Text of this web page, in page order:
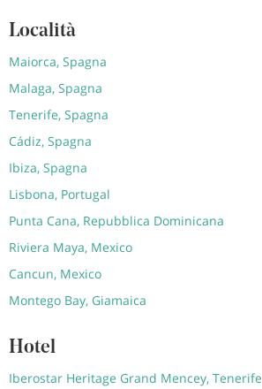
Località
Maiorca, Spagna
Malaga, Spagna
Tenerife, Spagna
Cádiz, Spagna
Ibiza, Spagna
Lisbona, Portugal
Punta Cana, Repubblica Dominicana
Riviera Maya, Mexico
Cancun, Mexico
Montego Bay, Giamaica
Hotel
Iberostar Heritage Grand Mencey, Tenerife